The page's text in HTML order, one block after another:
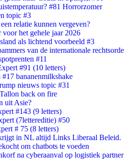
#81 Horrorzomer
topic #3
relatie kunnen vergeven?
het gehele jaar 2026
als lichtend voorbeeld #3
van de internationale rechtsorde
#11
#91 (10 letters)
bananenmilkshake
nieuws topic #31
back on fire
uit Asie?
#143 (9 letters)
(7lettereditie) #50
# 75 (8 letters)
in NL altijd Links Liberaal Beleid.
om chatbots te voeden
na cyberaanval op logistiek partner